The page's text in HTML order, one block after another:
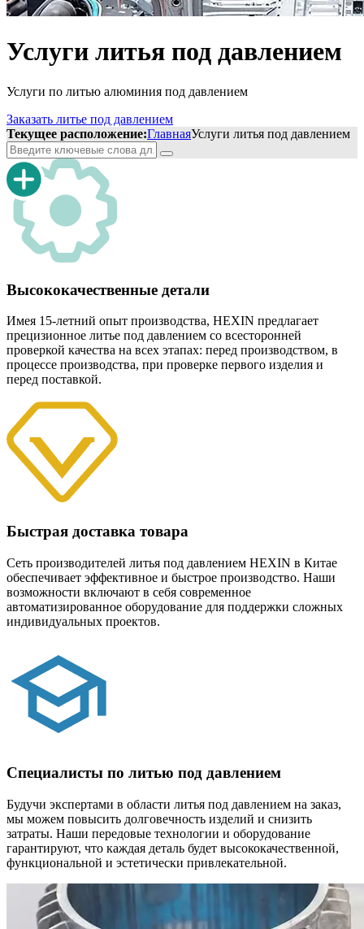
Услуги литья под давлением
Услуги по литью алюминия под давлением
Заказать литье под давлением
Текущее расположение:ГлавнаяУслуги литья под давлением
Высококачественные детали
Имея 15-летний опыт производства, HEXIN предлагает
прецизионное литье под давлением со всесторонней
проверкой качества на всех этапах: перед производством, в
процессе производства, при проверке первого изделия и
перед поставкой.
Быстрая доставка товара
Сеть производителей литья под давлением HEXIN в Китае
обеспечивает эффективное и быстрое производство. Наши
возможности включают в себя современное
автоматизированное оборудование для поддержки сложных
индивидуальных проектов.
Специалисты по литью под давлением
Будучи экспертами в области литья под давлением на заказ,
мы можем повысить долговечность изделий и снизить
затраты. Наши передовые технологии и оборудование
гарантируют, что каждая деталь будет высококачественной,
функциональной и эстетически привлекательной.